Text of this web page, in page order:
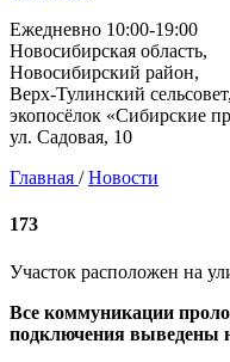
Ежедневно 10:00-19:00
Новосибирская область,
Новосибирский район,
Верх-Тулинский сельсовет,
экопосёлок «Сибирские
ул. Садовая, 10
Главная / Новости
173
Участок расположен на
Все коммуникации
подключения выведены